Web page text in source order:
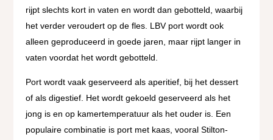
rijpt slechts kort in vaten en wordt dan gebotteld, waarbij
het verder veroudert op de fles. LBV port wordt ook
alleen geproduceerd in goede jaren, maar rijpt langer in
vaten voordat het wordt gebotteld.
Port wordt vaak geserveerd als aperitief, bij het dessert
of als digestief. Het wordt gekoeld geserveerd als het
jong is en op kamertemperatuur als het ouder is. Een
populaire combinatie is port met kaas, vooral Stilton-